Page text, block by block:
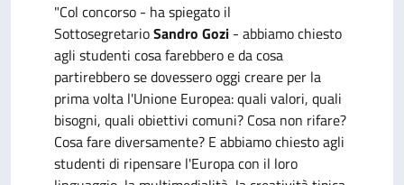
"Col concorso - ha spiegato il
SottosegretarioSandro Gozi - abbiamo chiesto
agli studenti cosa farebbero e da cosa
partirebbero se dovessero oggi creare per la
prima volta l'Unione Europea: quali valori, quali
bisogni, quali obiettivi comuni? Cosa non rifare?
Cosa fare diversamente? E abbiamo chiesto agli
studenti di ripensare l'Europa con il loro